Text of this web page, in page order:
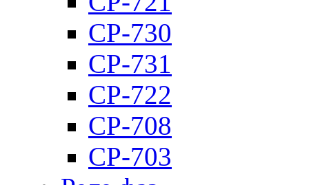
CP-730
CP-731
CP-722
CP-708
CP-703